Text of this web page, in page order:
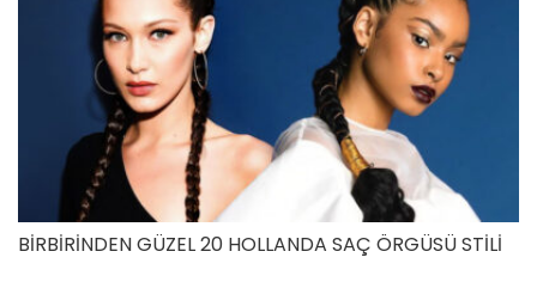
BİRBİRİNDEN GÜZEL 20 HOLLANDA SAÇ ÖRGÜSÜ STİLİ